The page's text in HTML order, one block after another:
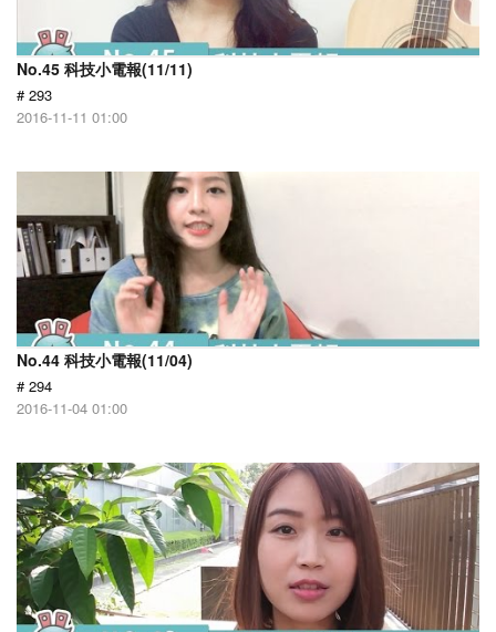
No.45 科技小電報(11/11)
# 293
2016-11-11 01:00
No.44 科技小電報(11/04)
# 294
2016-11-04 01:00